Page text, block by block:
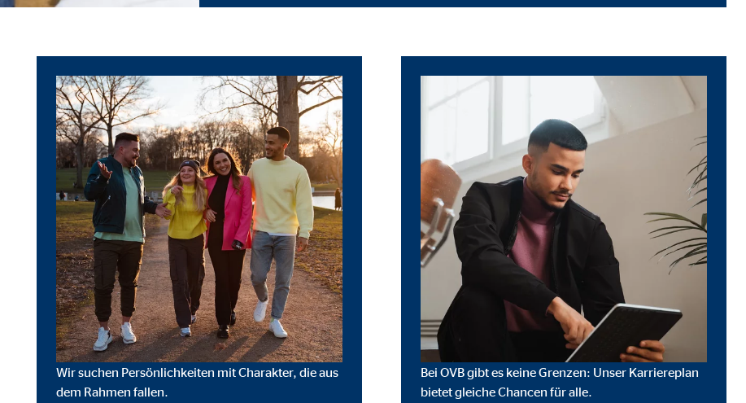
Wir suchen Persönlichkeiten mit Charakter, die aus
dem Rahmen fallen.
Bei OVB gibt es keine Grenzen: Unser Karriereplan
bietet gleiche Chancen für alle.
Facebook Ireland Ltd.
Verknüpfung mit Benutzerprofilen
ad campaign